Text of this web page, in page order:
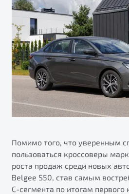
Помимо того, что уверенным
пользоваться кроссоверы
роста продаж среди новых
Belgee S50, став самым
С-сегмента по итогам первого